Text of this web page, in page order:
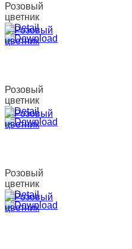
Розовый
цветник
Розовый
цветник
Розовый
цветник